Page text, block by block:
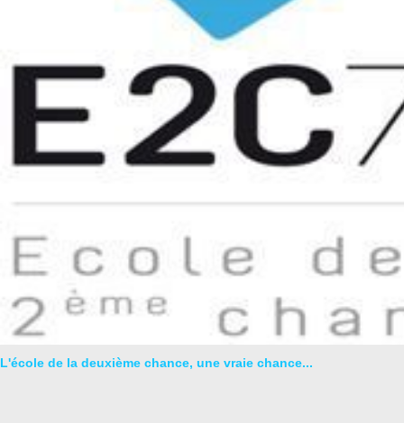
L'école de la deuxième chance, une vraie chance...